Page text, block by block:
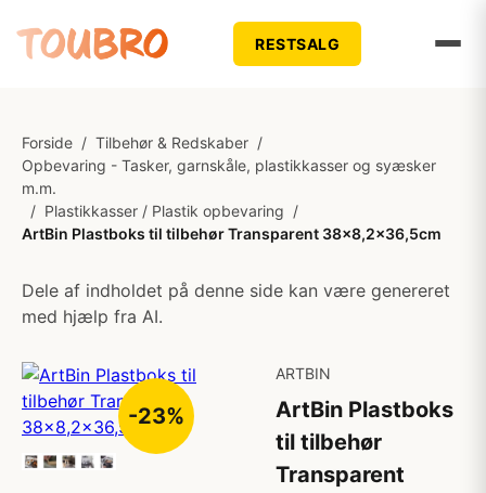
RESTSALG
Forside / Tilbehør & Redskaber /
Opbevaring - Tasker, garnskåle, plastikkasser og syæsker
m.m.
/ Plastikkasser / Plastik opbevaring /
ArtBin Plastboks til tilbehør Transparent 38x8,2x36,5cm
Dele af indholdet på denne side kan være genereret
med hjælp fra AI.
-23%
ARTBIN
ArtBin Plastboks
til tilbehør
Transparent